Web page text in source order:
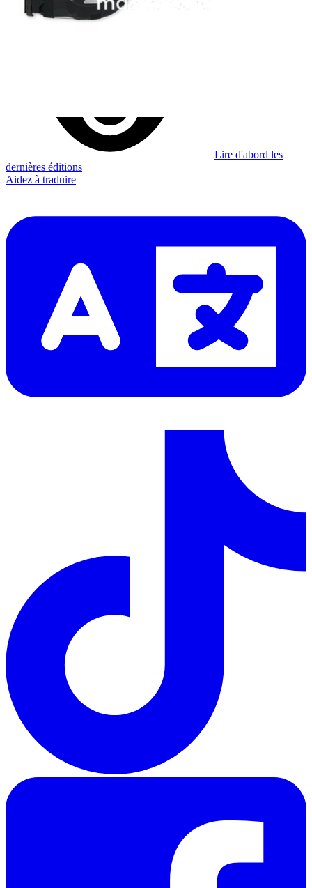
Apprenez quelque chose de nouveau chaque semaine
Lire d'abord les
dernières éditions
Aidez à traduire